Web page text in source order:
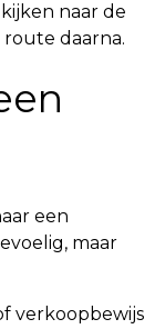
naar de
daarna.
een
maar
verkoopbewijs